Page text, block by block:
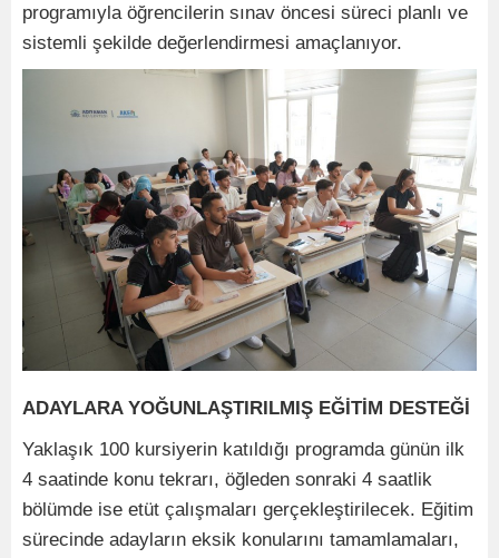
programıyla öğrencilerin sınav öncesi süreci planlı ve
sistemli şekilde değerlendirmesi amaçlanıyor.
ADAYLARA YOĞUNLAŞTIRILMIŞ EĞİTİM DESTEĞİ
Yaklaşık 100 kursiyerin katıldığı programda günün ilk
4 saatinde konu tekrarı, öğleden sonraki 4 saatlik
bölümde ise etüt çalışmaları gerçekleştirilecek. Eğitim
sürecinde adayların eksik konularını tamamlamaları,